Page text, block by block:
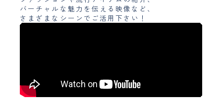
バーチャルな魅力を伝える映像など、
さまざまなシーンでご活用下さい！